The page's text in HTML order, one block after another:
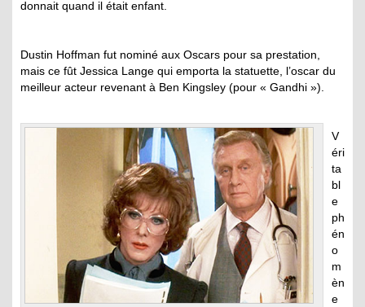
donnait quand il était enfant.
Dustin Hoffman fut nominé aux Oscars pour sa prestation,
mais ce fût Jessica Lange qui emporta la statuette, l’oscar du
meilleur acteur revenant à Ben Kingsley (pour « Gandhi »).
V
éri
ta
bl
e
ph
én
o
m
èn
e